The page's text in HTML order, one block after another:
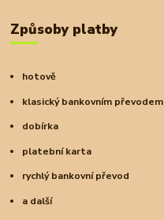
Způsoby platby
hotově
klasický bankovním převodem
dobírka
platební karta
rychlý bankovní převod
a další